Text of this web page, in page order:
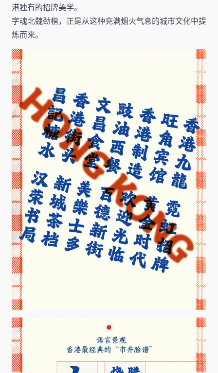
港独有的招牌美学。
字魂北魏劲楷，正是从这种充满烟火气息的城市文化中提
炼而来。